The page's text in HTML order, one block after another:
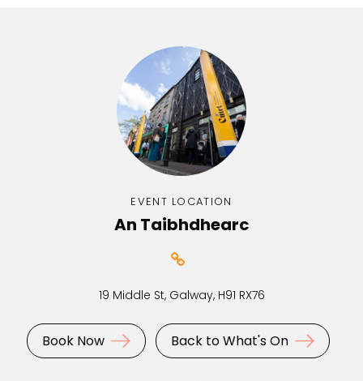
EVENT LOCATION
An Taibhdhearc
19 Middle St, Galway, H91 RX76
Book Now Back to What's On